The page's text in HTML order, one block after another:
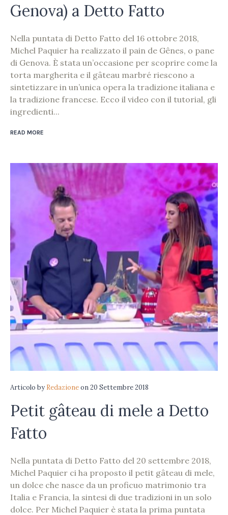
Genova) a Detto Fatto
Nella puntata di Detto Fatto del 16 ottobre 2018,
Michel Paquier ha realizzato il pain de Gênes, o pane
di Genova. È stata un’occasione per scoprire come la
torta margherita e il gâteau marbré riescono a
sintetizzare in un’unica opera la tradizione italiana e
la tradizione francese. Ecco il video con il tutorial, gli
ingredienti...
READ MORE
Articolo by Redazioneon20 Settembre 2018
Petit gâteau di mele a Detto
Fatto
Nella puntata di Detto Fatto del 20 settembre 2018,
Michel Paquier ci ha proposto il petit gâteau di mele,
un dolce che nasce da un proficuo matrimonio tra
Italia e Francia, la sintesi di due tradizioni in un solo
dolce. Per Michel Paquier è stata la prima puntata